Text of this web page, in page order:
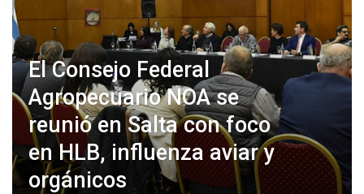
El Consejo Federal
Agropecuario NOA se
reunió en Salta con foco
en HLB, influenza aviar y
orgánicos